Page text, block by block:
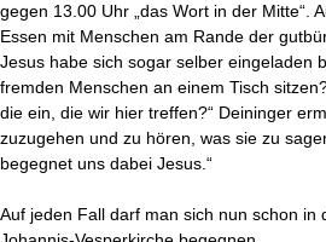
gegen 13.00 Uhr „das Wort in der Mitte“.
Essen mit Menschen am Rande der
Jesus habe sich sogar selber eingeladen
fremden Menschen an einem Tisch
die ein, die wir hier treffen?“ Deininger
zuzugehen und zu hören, was sie zu
begegnet uns dabei Jesus.“
Auf jeden Fall darf man sich nun schon in